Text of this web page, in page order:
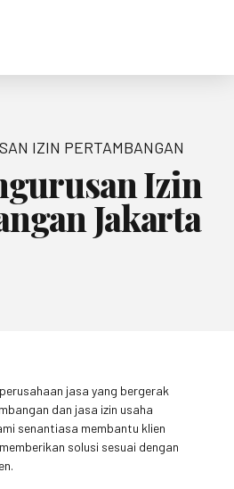
IZIN PERTAMBANGAN
Izin
Jakarta
jasa yang bergerak
dan jasa izin usaha
senantiasa membantu klien
solusi sesuai dengan